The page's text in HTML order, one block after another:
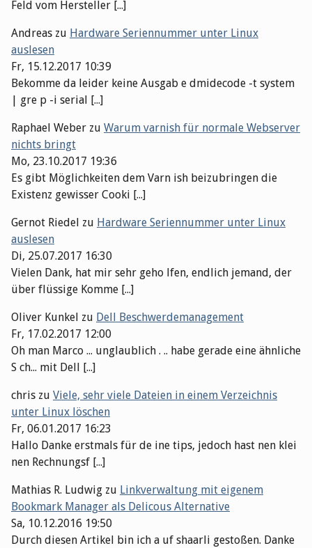
Feld vom Hersteller [...]
Andreas zu Hardware Seriennummer unter Linux
auslesen
Fr, 15.12.2017 10:39
Bekomme da leider keine Ausgab e dmidecode -t system
| gre p -i serial [...]
Raphael Weber zu Warum varnish für normale Webserver
nichts bringt
Mo, 23.10.2017 19:36
Es gibt Möglichkeiten dem Varn ish beizubringen die
Existenz gewisser Cooki [...]
Gernot Riedel zu Hardware Seriennummer unter Linux
auslesen
Di, 25.07.2017 16:30
Vielen Dank, hat mir sehr geho lfen, endlich jemand, der
über flüssige Komme [...]
Oliver Kunkel zu Dell Beschwerdemanagement
Fr, 17.02.2017 12:00
Oh man Marco ... unglaublich . .. habe gerade eine ähnliche
S ch... mit Dell [...]
chris zu Viele, sehr viele Dateien in einem Verzeichnis
unter Linux löschen
Fr, 06.01.2017 16:23
Hallo Danke erstmals für de ine tips, jedoch hast nen klei
nen Rechnungsf [...]
Mathias R. Ludwig zu Linkverwaltung mit eigenem
Bookmark Manager als Delicous Alternative
Sa, 10.12.2016 19:50
Durch diesen Artikel bin ich a uf shaarli gestoßen. Danke